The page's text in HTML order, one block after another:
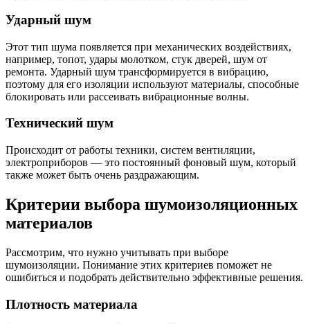
Ударный шум
Этот тип шума появляется при механических воздействиях,
например, топот, удары молотком, стук дверей, шум от
ремонта. Ударный шум трансформируется в вибрацию,
поэтому для его изоляции используют материалы, способные
блокировать или рассеивать вибрационные волны.
Технический шум
Происходит от работы техники, систем вентиляции,
электроприборов — это постоянный фоновый шум, который
также может быть очень раздражающим.
Критерии выбора шумоизоляционных
материалов
Рассмотрим, что нужно учитывать при выборе
шумоизоляции. Понимание этих критериев поможет не
ошибиться и подобрать действительно эффективные решения.
Плотность материала